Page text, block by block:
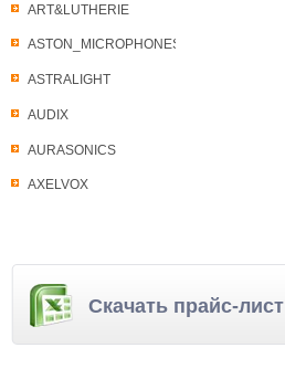
ART&LUTHERIE
ASTON_MICROPHONES
ASTRALIGHT
AUDIX
AURASONICS
AXELVOX
Скачать прайс-лист